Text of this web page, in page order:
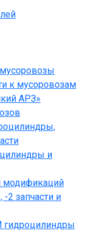
к мусоровозам
АРЗ»
и
модификаций
2 запчасти и